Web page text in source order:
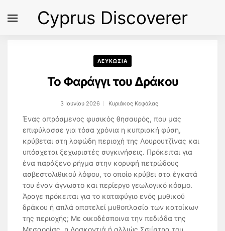
Cyprus Discoverer
ΛΕΥΚΩΣΙΑ
Το Φαράγγι του Δράκου
3 Ιουνίου 2026 Κυριάκος Κεφάλας
Ένας απρόσμενος φυσικός θησαυρός, που μας
επιφύλασσε για τόσα χρόνια η κυπριακή φύση,
κρύβεται στη λοφώδη περιοχή της Λουρουτζίνας και
υπόσχεται ξεχωριστές συγκινήσεις. Πρόκειται για
ένα παράξενο ρήγμα στην κορυφή πετρώδους
ασβεστολιθικού λόφου, το οποίο κρύβει στα έγκατά
του έναν άγνωστο και περίεργο γεωλογικό κόσμο.
Άραγε πρόκειται για το καταφύγιο ενός μυθικού
δράκου ή απλά αποτελεί μυθοπλασία των κατοίκων
της περιοχής; Με οικοδέσποινα την πεδιάδα της
Μεσαορίας, η Δρακοντιά ή αλλιώς Σσιίστρα του